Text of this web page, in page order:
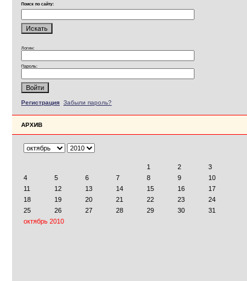
Поиск по сайту:
Логин:
Пароль:
Регистрация Забыли пароль?
АРХИВ